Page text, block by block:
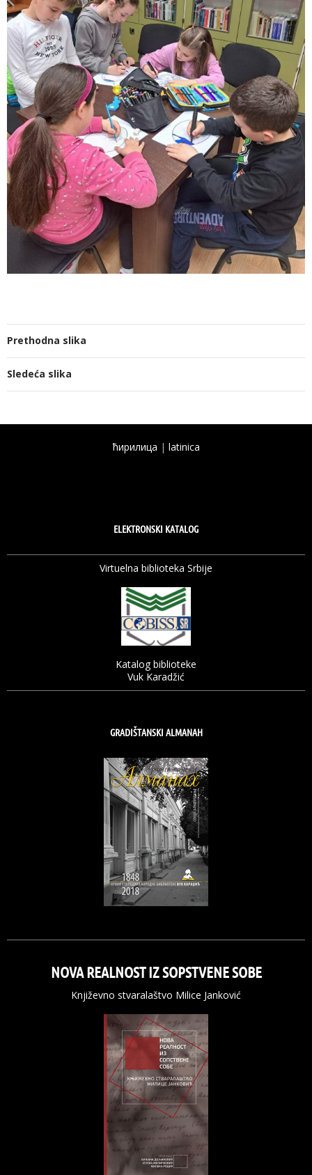
Prethodna slika
Sledeća slika
ћирилица | latinica
ELEKTRONSKI KATALOG
Virtuelna biblioteka Srbije
Katalog biblioteke
Vuk Karadžić
GRADIŠTANSKI ALMANAH
NOVA REALNOST IZ SOPSTVENE SOBE
Književno stvaralaštvo Milice Janković